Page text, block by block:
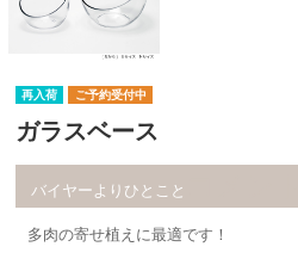
再入荷 ご予約受付中
ガラスベース
バイヤーよりひとこと
多肉の寄せ植えに最適です！